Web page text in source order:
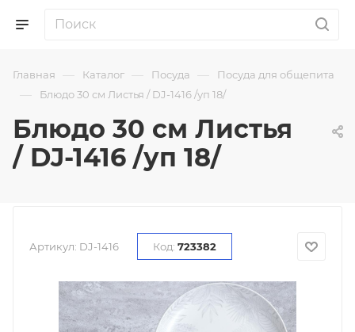
Главная — Каталог — Посуда — Посуда для общепита
— Блюдо 30 см Листья / DJ-1416 /уп 18/
Блюдо 30 см Листья
/ DJ-1416 /уп 18/
Артикул: DJ-1416 Код: 723382